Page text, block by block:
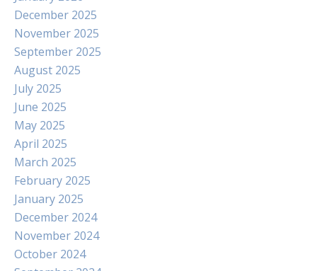
December 2025
November 2025
September 2025
August 2025
July 2025
June 2025
May 2025
April 2025
March 2025
February 2025
January 2025
December 2024
November 2024
October 2024